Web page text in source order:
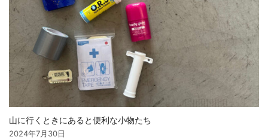
山に行くときにあると便利な小物たち
2024年7月30日